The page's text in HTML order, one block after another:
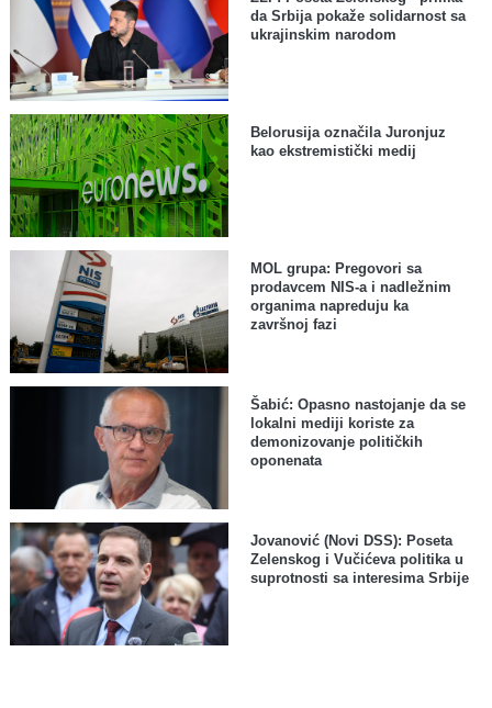
da Srbija pokaže solidarnost sa
ukrajinskim narodom
Belorusija označila Juronjuz
kao ekstremistički medij
MOL grupa: Pregovori sa
prodavcem NIS-a i nadležnim
organima napreduju ka
završnoj fazi
Šabić: Opasno nastojanje da se
lokalni mediji koriste za
demonizovanje političkih
oponenata
Jovanović (Novi DSS): Poseta
Zelenskog i Vučićeva politika u
suprotnosti sa interesima Srbije